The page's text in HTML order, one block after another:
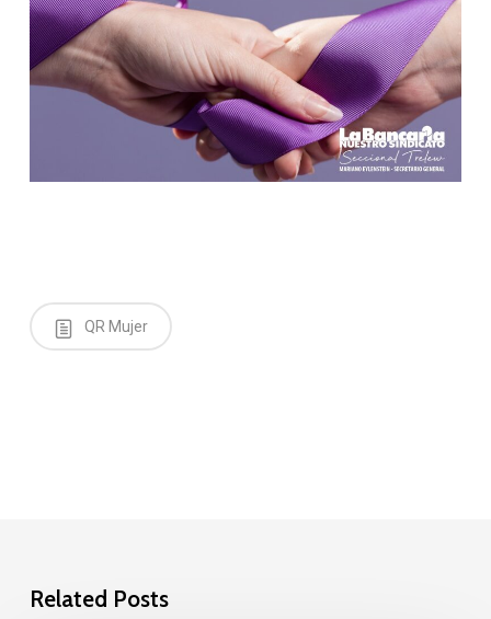
QR Mujer
Related Posts